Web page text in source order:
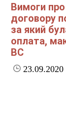
Вимоги
договору
за який
оплата,
ВС
23.09.2020